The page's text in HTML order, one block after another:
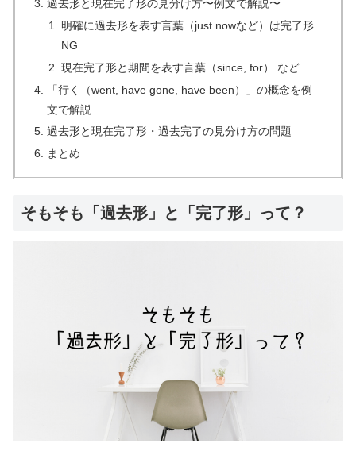
過去形と現在完了形の見分け方〜例文で解説〜
明確に過去形を表す言葉（just nowなど）は完了形
NG
現在完了形と期間を表す言葉（since, for） など
「行く（went, have gone, have been）」の概念を例
文で解説
過去形と現在完了形・過去完了の見分け方の問題
まとめ
そもそも「過去形」と「完了形」って？